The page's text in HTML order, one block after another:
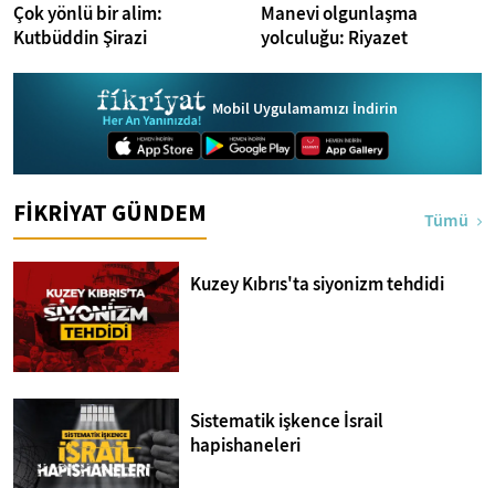
Çok yönlü bir alim:
Kutbüddin Şirazi
Manevi olgunlaşma
yolculuğu: Riyazet
Mobil Uygulamamızı İndirin
FİKRİYAT GÜNDEM Tümü
Kuzey Kıbrıs'ta siyonizm tehdidi
Sistematik işkence İsrail
hapishaneleri